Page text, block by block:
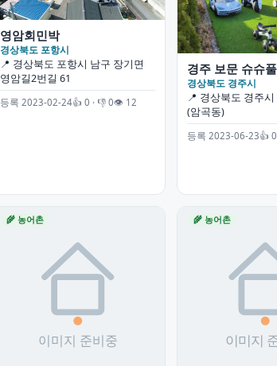
영암회민박
경상북도 포항시
📍 경상북도 포항시 남구 장기면
영암길2번길 61
등록 2023-02-24👍 0 · 👎 0👁 12
경주 보문 슈슈
경상북도 경주시
📍 경상북도 경주
(암곡동)
등록 2023-06-23👍
🌾 농어촌 🌾 농어촌